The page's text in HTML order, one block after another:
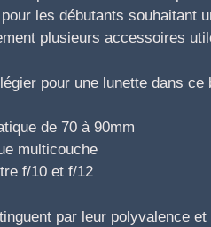
les débutants souhaitant
plusieurs accessoires
pour une lunette dans ce
de 70 à 90mm
multicouche
f/10 et f/12
par leur polyvalence